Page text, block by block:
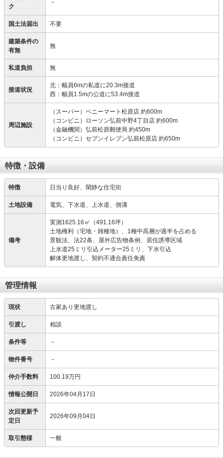
ク
－
国土法届出 不要
建築条件の
有無
無
私道負担 無
接道状況
北：幅員6mの私道に20.3m接道
西：幅員1.5mの公道に53.4m接道
周辺施設
（スーパー）ベニーマート松原店 約600m
（コンビニ）ローソン弘前中野4丁目店 約600m
（金融機関）弘前松原郵便局 約450m
（コンビニ）セブンイレブン弘前松原店 約650m
特徴・設備
特徴 日当り良好、閑静な住宅街
土地設備 電気、下水道、上水道、側溝
備考
実測1625.16㎡（491.16坪）
土地権利（宅地・雑種地）、1種中高層が過半を占める
景観法、法22条、屋外広告物条例、居住誘導区域
上水道25ミリ引込メーター25ミリ、下水引込
解体更地渡し、契約不適合責任免責
管理情報
現状 古家あり更地渡し
引渡し 相談
条件等 －
物件番号 －
仲介手数料 100.19万円
情報公開日 2026年04月17日
次回更新予
定日
2026年09月04日
取引態様 一般